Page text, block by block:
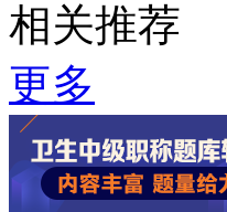
相关推荐
更多